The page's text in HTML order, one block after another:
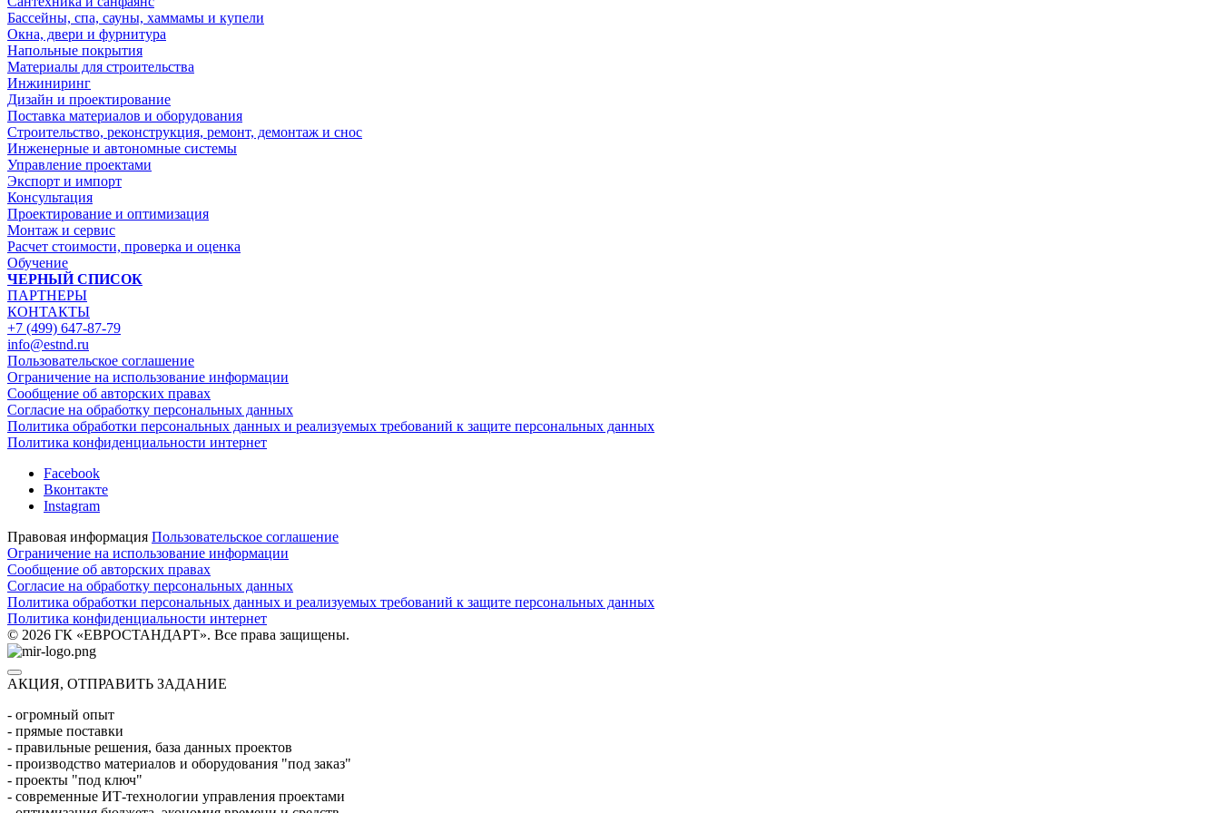
Бассейны, спа, сауны, хаммамы и купели
Окна, двери и фурнитура
Напольные покрытия
Материалы для строительства
Инжиниринг
Дизайн и проектирование
Поставка материалов и оборудования
Строительство, реконструкция, ремонт, демонтаж и снос
Инженерные и автономные системы
Управление проектами
Экспорт и импорт
Консультация
Проектирование и оптимизация
Монтаж и сервис
Расчет стоимости, проверка и оценка
Обучение
ЧЕРНЫЙ СПИСОК
ПАРТНЕРЫ
КОНТАКТЫ
+7 (499) 647-87-79
info@estnd.ru
Пользовательское соглашение
Ограничение на использование информации
Сообщение об авторских правах
Согласие на обработку персональных данных
Политика обработки персональных данных и реализуемых требований к защите персональных данных
Политика конфиденциальности интернет
Facebook
Вконтакте
Instagram
Правовая информация Пользовательское соглашение
Ограничение на использование информации
Сообщение об авторских правах
Согласие на обработку персональных данных
Политика обработки персональных данных и реализуемых требований к защите персональных данных
Политика конфиденциальности интернет
© 2026 ГК «ЕВРОСТАНДАРТ». Все права защищены.
АКЦИЯ, ОТПРАВИТЬ ЗАДАНИЕ
- огромный опыт
- прямые поставки
- правильные решения, база данных проектов
- производство материалов и оборудования "под заказ"
- проекты "под ключ"
- современные ИТ-технологии управления проектами